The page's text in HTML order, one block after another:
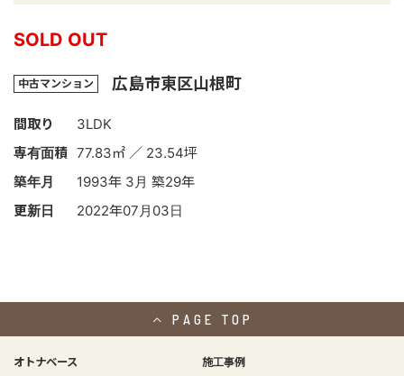
SOLD OUT
中古マンション 広島市東区山根町
間取り
3LDK
専有面積 77.83㎡ ／ 23.54坪
築年月
1993年 3月 築29年
更新日
2022年07月03日
PAGE TOP
オトナベース 施工事例